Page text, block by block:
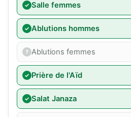
Salle femmes
Ablutions hommes
Ablutions femmes
Prière de l'Aïd
Salat Janaza